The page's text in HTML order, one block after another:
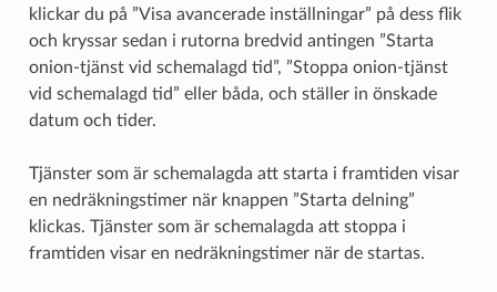
klickar du på ”Visa avancerade inställningar” på dess flik
och kryssar sedan i rutorna bredvid antingen ”Starta
onion-tjänst vid schemalagd tid”, ”Stoppa onion-tjänst
vid schemalagd tid” eller båda, och ställer in önskade
datum och tider.
Tjänster som är schemalagda att starta i framtiden visar
en nedräkningstimer när knappen ”Starta delning”
klickas. Tjänster som är schemalagda att stoppa i
framtiden visar en nedräkningstimer när de startas.